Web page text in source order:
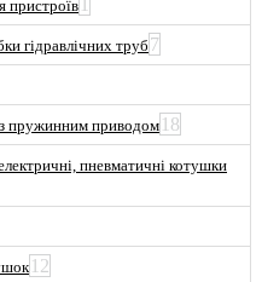
пристроїв
гідравлічних труб 7
пружинним приводом 18
пневматичні котушки
12